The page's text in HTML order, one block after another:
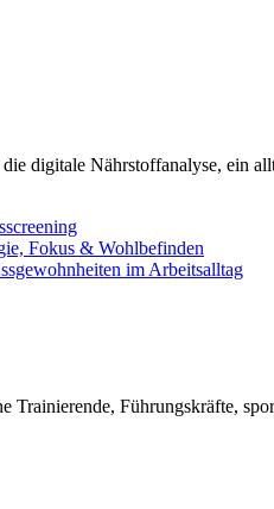
digitale Nährstoffanalyse, ein
Fokus & Wohlbefinden
im Arbeitsalltag
Trainierende, Führungskräfte,